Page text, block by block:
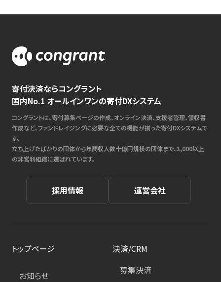
寄付決済ならコングラント
国内No.1 オールインワンの寄付DXシステム
コングラントは、寄付募集ページの作成、オンライン決済、支援者管理、領収書
作成など、ファンドレイジングに必要な全ての機能が揃った寄付DXシステムで
す。
立ち上げたばかりの団体から年間収入数十億円規模の団体まで、3,000以上
の非営利組織に選ばれています。
採用情報 運営会社
トップページ
お知らせ
決済/CRM
募集決済